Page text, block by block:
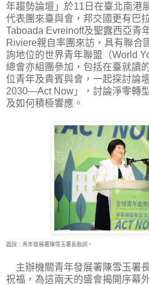
年趨勢論壇」於11日在臺北南港
代表團來臺與會，邦交國更有巴
Taboada Evreinoff及聖露西亞青
Riviere親自率團來訪，具有聯合
詢地位的世界青年聯盟（World
總會亦組團參加，包括在臺就讀
位青年及貴賓與會，一起探討論
2030—Act Now」，討論淨零轉
及如何積極響應。
圖說：青年發展署陳雪玉署長致詞。
主辦機關青年發展署陳雪玉署
祝福，為這兩天的盛會揭開序幕